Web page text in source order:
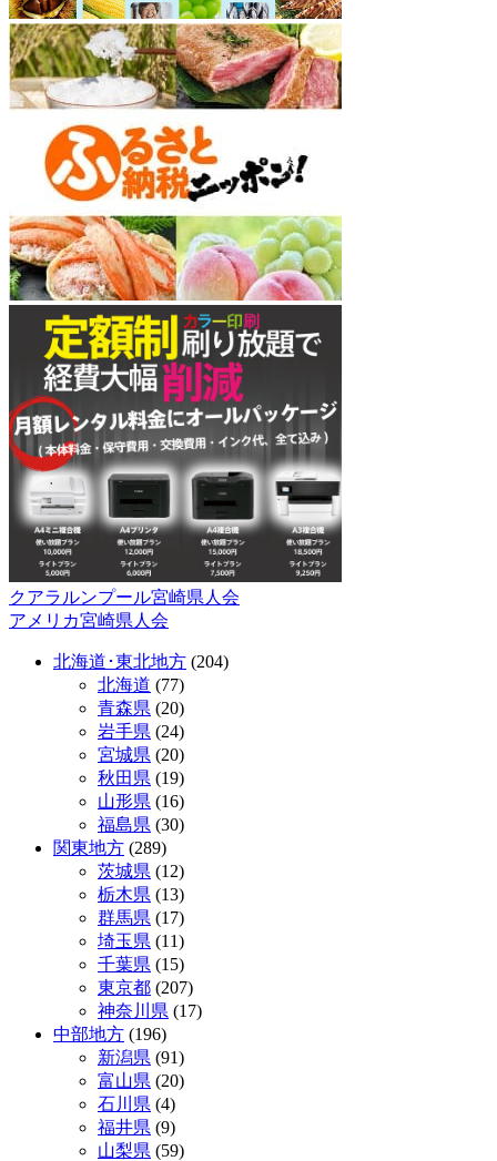
投
稿
クアラルンプール宮崎県人会
アメリカ宮崎県人会
北海道･東北地方 (204)
北海道 (77)
青森県 (20)
岩手県 (24)
宮城県 (20)
秋田県 (19)
山形県 (16)
福島県 (30)
関東地方 (289)
茨城県 (12)
栃木県 (13)
群馬県 (17)
埼玉県 (11)
千葉県 (15)
東京都 (207)
神奈川県 (17)
中部地方 (196)
新潟県 (91)
富山県 (20)
石川県 (4)
福井県 (9)
山梨県 (59)